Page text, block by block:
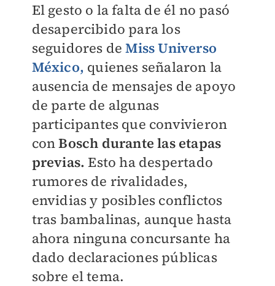
El gesto o la falta de él no pasó
desapercibido para los
seguidores de Miss Universo
México, quienes señalaron la
ausencia de mensajes de apoyo
de parte de algunas
participantes que convivieron
conBosch durante las etapas
previas. Esto ha despertado
rumores de rivalidades,
envidias y posibles conflictos
tras bambalinas, aunque hasta
ahora ninguna concursante ha
dado declaraciones públicas
sobre el tema.